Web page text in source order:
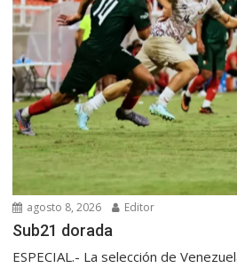
agosto 8, 2026 Editor
Sub21 dorada
ESPECIAL.- La selección de